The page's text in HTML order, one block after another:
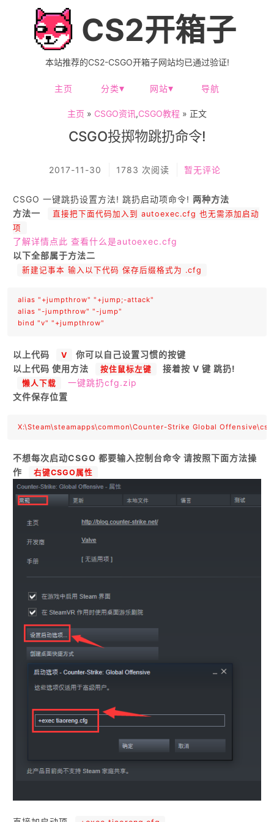
CS2开箱子
本站推荐的CS2-CSGO开箱子网站均已通过验证!
主页 分类 网站 导航
主页 » CSGO资讯,CSGO教程 » 正文
CSGO投掷物跳扔命令!
2017-11-30 1783 次阅读 暂无评论
CSGO 一键跳扔设置方法! 跳扔启动项命令!两种方法
方法一
直接把下面代码加入到 autoexec.cfg 也无需添加启动
项
了解详情点此 查看什么是autoexec.cfg
以下全部属于方法二
新建记事本 输入以下代码 保存后缀格式为 .cfg
alias "+jumpthrow" "+jump;-attack"
alias "-jumpthrow" "-jump"
以上代码 V
你可以自己设置习惯的按键
以上代码 使用方法
按住鼠标左键 接着按 V 键 跳扔!
懒人下载
一键跳扔cfg.zip
文件保存位置
不想每次启动CSGO 都要输入控制台命令 请按照下面方法操
作
右键CSGO属性